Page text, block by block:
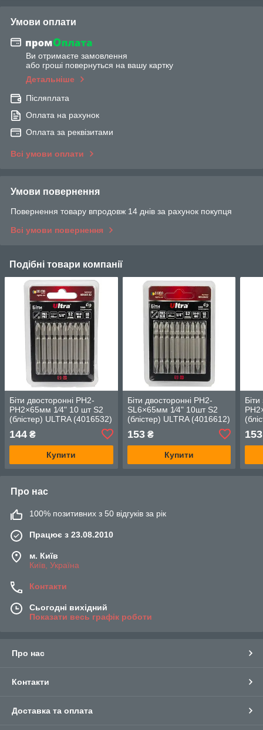
Умови оплати
Ви отримаєте замовлення
або гроші повернуться на вашу картку
Детальніше
Післяплата
Оплата на рахунок
Оплата за реквізитами
Всі умови оплати
Умови повернення
Повернення товару впродовж 14 днів за рахунок покупця
Всі умови повернення
Подібні товари компанії
Біти двосторонні PH2-
PH2×65мм 1⁄4" 10 шт S2
(блістер) ULTRA (4016532)
144 ₴
Купити
Біти двосторонні PH2-
SL6×65мм 1⁄4" 10шт S2
(блістер) ULTRA (4016612)
153₴
Купити
153
Про нас
100% позитивних з 50 відгуків за рік
Працює з 23.08.2010
м. Київ
Київ, Україна
Контакти
Сьогодні вихідний
Показати весь графік роботи
Про нас
Контакти
Доставка та оплата